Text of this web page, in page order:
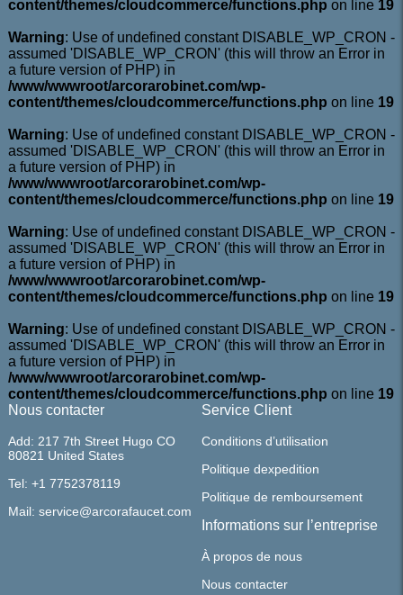
content/themes/cloudcommerce/functions.php on line 19
Warning: Use of undefined constant DISABLE_WP_CRON -
assumed 'DISABLE_WP_CRON' (this will throw an Error in
a future version of PHP) in
/www/wwwroot/arcorarobinet.com/wp-
content/themes/cloudcommerce/functions.php on line 19
Warning: Use of undefined constant DISABLE_WP_CRON -
assumed 'DISABLE_WP_CRON' (this will throw an Error in
a future version of PHP) in
/www/wwwroot/arcorarobinet.com/wp-
content/themes/cloudcommerce/functions.php on line 19
Warning: Use of undefined constant DISABLE_WP_CRON -
assumed 'DISABLE_WP_CRON' (this will throw an Error in
a future version of PHP) in
/www/wwwroot/arcorarobinet.com/wp-
content/themes/cloudcommerce/functions.php on line 19
Warning: Use of undefined constant DISABLE_WP_CRON -
assumed 'DISABLE_WP_CRON' (this will throw an Error in
a future version of PHP) in
/www/wwwroot/arcorarobinet.com/wp-
content/themes/cloudcommerce/functions.php on line 19
Nous contacter
Add: 217 7th Street Hugo CO
80821 United States
Tel: +1 7752378119
Mail: service@arcorafaucet.com
Service Client
Conditions d’utilisation
Politique dexpedition
Politique de remboursement
Informations sur l’entreprise
À propos de nous
Nous contacter